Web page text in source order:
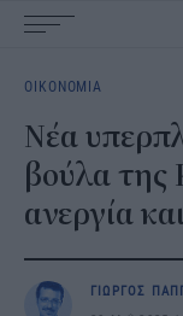
navigation
ΟΙΚΟΝΟΜΙΑ
Νέα
βούλα της
ανεργία
ΓΙΩΡΓΟΣ